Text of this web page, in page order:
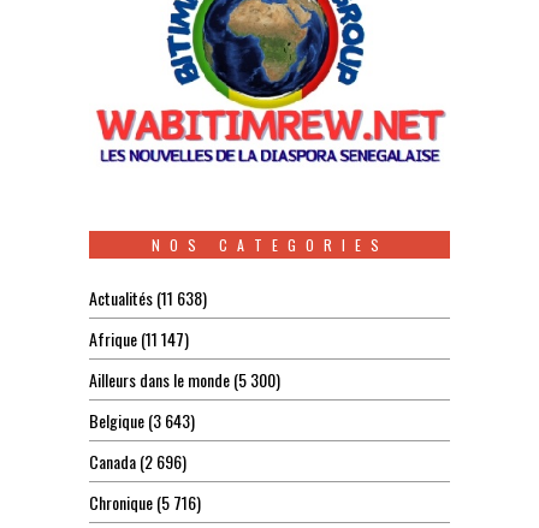
NOS CATEGORIES
Actualités(11 638)
Afrique(11 147)
Ailleurs dans le monde(5 300)
Belgique(3 643)
Canada(2 696)
Chronique(5 716)